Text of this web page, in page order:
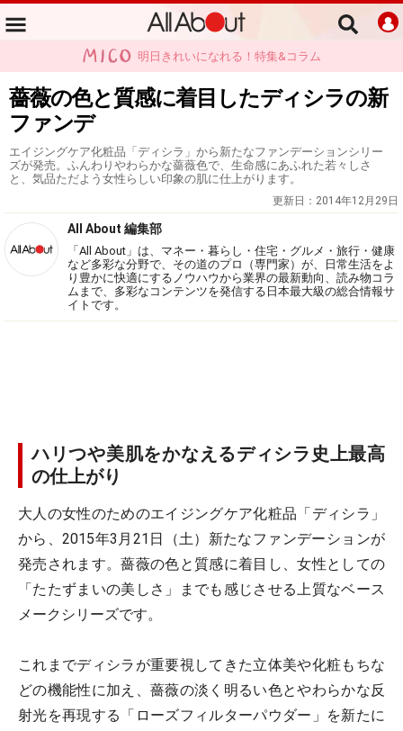
明日きれいになれる！特集&コラム
薔薇の色と質感に着目したディシラの新
ファンデ
エイジングケア化粧品「ディシラ」から新たなファンデーションシリー
ズが発売。ふんわりやわらかな薔薇色で、生命感にあふれた若々しさ
と、気品ただよう女性らしい印象の肌に仕上がります。
更新日： 2014年12月29日
All About 編集部
「All About」は、マネー・暮らし・住宅・グルメ・旅行・健康
など多彩な分野で、その道のプロ（専門家）が、日常生活をよ
り豊かに快適にするノウハウから業界の最新動向、読み物コラ
ムまで、多彩なコンテンツを発信する日本最大級の総合情報サ
イトです。
ハリつや美肌をかなえるディシラ史上最高
の仕上がり
大人の女性のためのエイジングケア化粧品「ディシラ」
から、2015年3月21日（土）新たなファンデーションが
発売されます。薔薇の色と質感に着目し、女性としての
「たたずまいの美しさ」までも感じさせる上質なベース
メークシリーズです。
これまでディシラが重要視してきた立体美や化粧もちな
どの機能性に加え、薔薇の淡く明るい色とやわらかな反
射光を再現する「ローズフィルターパウダー」を新たに